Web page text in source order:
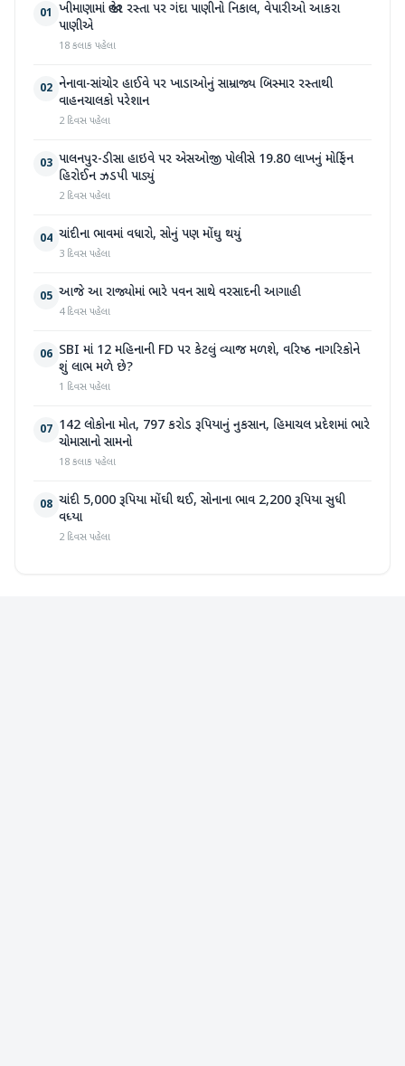
01 ખીમાણામાં જાહેર રસ્તા પર ગંદા પાણીનો નિકાલ, વેપારીઓ આકરા
પાણીએ
18 કલાક પહેલા
02 નેનાવા-સાંચોર હાઈવે પર ખાડાઓનું સામ્રાજ્ય બિસ્માર રસ્તાથી
વાહનચાલકો પરેશાન
2 દિવસ પહેલા
03 પાલનપુર-ડીસા હાઇવે પર એસઓજી પોલીસે 19.80 લાખનું મોર્ફિન
હિરોઈન ઝડપી પાડ્યું
2 દિવસ પહેલા
04 ચાંદીના ભાવમાં વધારો, સોનું પણ મોંઘુ થયું
3 દિવસ પહેલા
05 આજે આ રાજ્યોમાં ભારે પવન સાથે વરસાદની આગાહી
4 દિવસ પહેલા
06 SBI માં 12 મહિનાની FD પર કેટલું વ્યાજ મળશે, વરિષ્ઠ નાગરિકોને
શું લાભ મળે છે?
1 દિવસ પહેલા
07 142 લોકોના મોત, 797 કરોડ રૂપિયાનું નુકસાન, હિમાચલ પ્રદેશમાં ભારે
ચોમાસાનો સામનો
18 કલાક પહેલા
08 ચાંદી 5,000 રૂપિયા મોંઘી થઈ, સોનાના ભાવ 2,200 રૂપિયા સુધી
વધ્યા
2 દિવસ પહેલા